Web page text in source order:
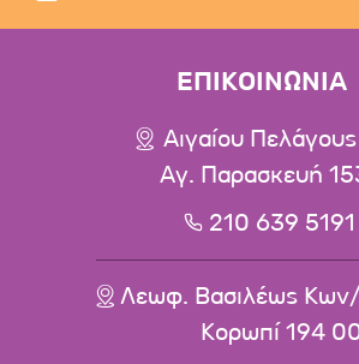
ΕΠΙΚΟΙΝΩΝΙΑ
Αιγαίου
Αγ. Παρασκευή
210 639 5191
Λεωφ. Βασιλέως
Κορωπί 194